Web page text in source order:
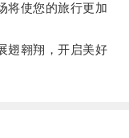
使您的旅行更加
翱翔，开启美好